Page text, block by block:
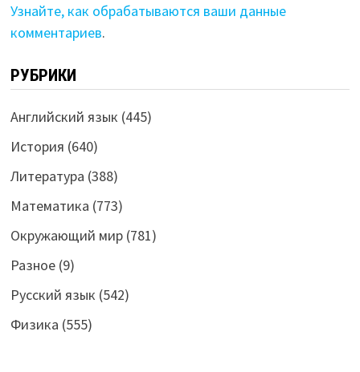
Узнайте, как обрабатываются ваши данные
комментариев.
РУБРИКИ
Английский язык (445)
История (640)
Литература (388)
Математика (773)
Окружающий мир(781)
Разное(9)
Русский язык (542)
Физика (555)